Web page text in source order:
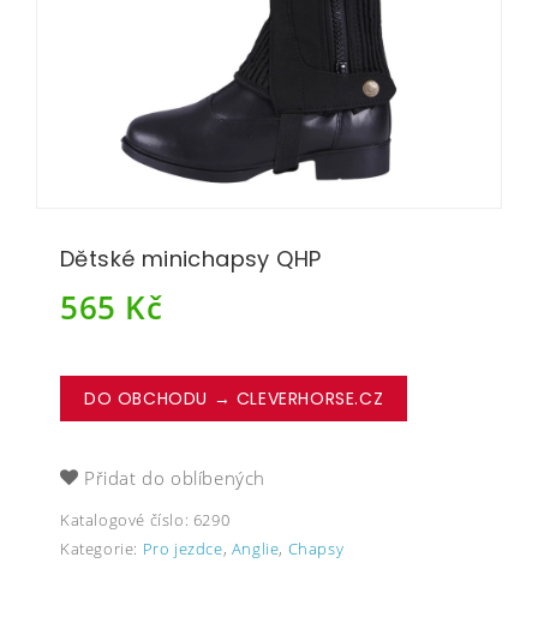
Dětské minichapsy QHP
565 Kč
DO OBCHODU → CLEVERHORSE.CZ
Přidat do oblíbených
Katalogové číslo: 6290
Kategorie: Pro jezdce, Anglie, Chapsy